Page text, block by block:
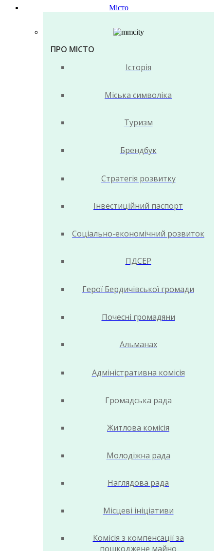
Місто
ПРО МІСТО
Історія
Міська символіка
Туризм
Брендбук
Стратегія розвитку
Інвестиційний паспорт
Соціально-економічний розвиток
ПДСЕР
Герої Бердичівської громади
Почесні громадяни
Альманах
Адміністративна комісія
Громадська рада
Житлова комісія
Молодіжна рада
Наглядова рада
Місцеві ініціативи
Комісія з компенсації за
пошкоджене майно